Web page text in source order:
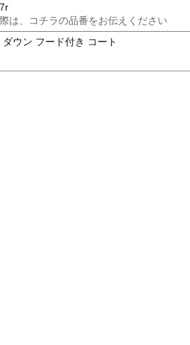
は、コチラの品番をお伝えください
ウン フード付き コート